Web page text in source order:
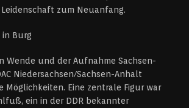
zum Neuanfang.
in Burg
Wende und der Aufnahme Sachsen-
Niedersachsen/Sachsen-Anhalt
Möglichkeiten. Eine zentrale Figur war
ein in der DDR bekannter